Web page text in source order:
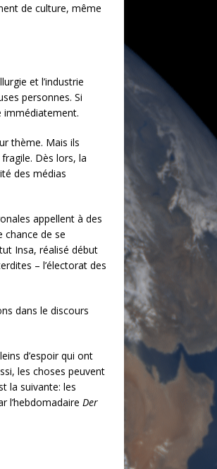
de culture, même
et l’industrie
personnes. Si
immédiatement.
thème. Mais ils
Dès lors, la
des médias
appellent à des
chance de se
Insa, réalisé début
– l’électorat des
dans le discours
d’espoir qui ont
les choses peuvent
la suivante: les
l’hebdomadaire Der